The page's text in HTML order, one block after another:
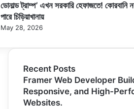
ডোনাল্ড ট্রাম্প’ এখন সরকারি হেফাজতে! কোরবানি
পারে চিড়িয়াখানায়
May 28, 2026
Recent Posts
Framer Web Developer
Responsive, and High-
Websites.